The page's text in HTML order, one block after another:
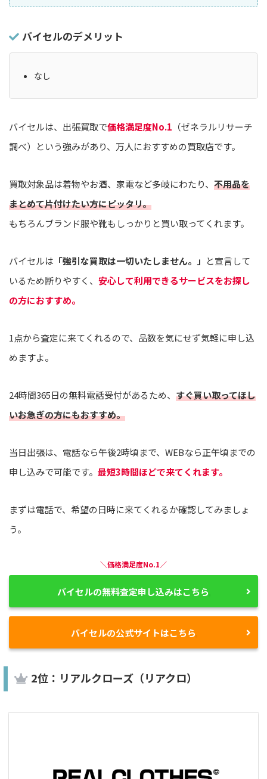
バイセルのデメリット
なし
バイセルは、出張買取で価格満足度No.1 （ゼネラルリサーチ
調べ）という強みがあり、万人におすすめの買取店です。
買取対象品は着物やお酒、家電など多岐にわたり、 不用品を
まとめて片付けたい方にピッタリ。
もちろんブランド服や靴もしっかりと買い取ってくれます。
バイセルは 「強引な買取は一切いたしません。」 と宣言して
いるため断りやすく、 安心して利用できるサービスをお探し
の方におすすめ。
1点から査定に来てくれるので、品数を気にせず気軽に申し込
めますよ。
24時間365日の無料電話受付があるため、 すぐ買い取ってほし
いお急ぎの方にもおすすめ。
当日出張は、電話なら午後2時頃まで、WEBなら正午頃までの
申し込みで可能です。 最短3時間ほどで来てくれます。
まずは電話で、希望の日時に来てくれるか確認してみましょ
う。
＼価格満足度No.1／
バイセルの無料査定申し込みはこちら
バイセルの公式サイトはこちら
2位：リアルクローズ（リアクロ）